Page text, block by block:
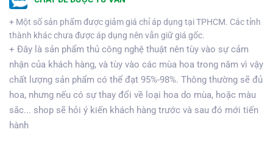
+ Một số sản phẩm được giảm giá chỉ áp dụng tại TPHCM. Các tỉnh
thành khác chưa được áp dụng nên vẫn giữ giá gốc.
+ Đây là sản phẩm thủ công nghệ thuật nên tùy vào sự cảm
nhận của khách hàng, và tùy vào các mùa hoa trong năm vì vậy
chất lượng sản phẩm có thể đạt 95%-98%. Thông thường sẽ đủ
hoa, nhưng nếu có sự thay đổi về loại hoa do mùa, hoặc màu
sắc... shop sẽ hỏi ý kiến khách hàng trước và sau đó mới tiến
hành